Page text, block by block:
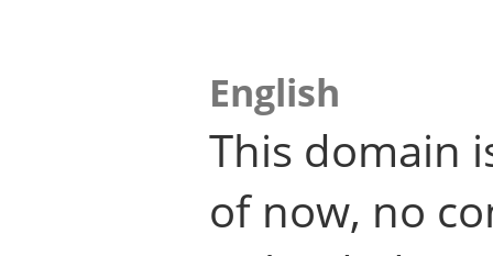
English
This domain
of now, no